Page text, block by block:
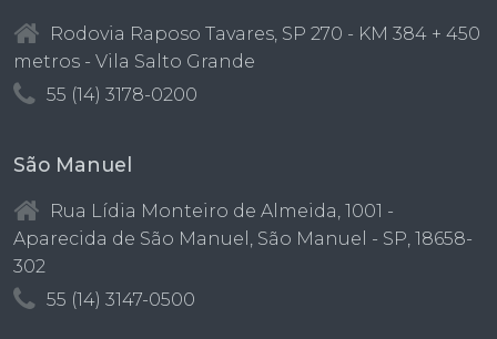
Rodovia Raposo Tavares, SP 270 - KM 384 + 450
metros - Vila Salto Grande
55 (14) 3178-0200
São Manuel
Rua Lídia Monteiro de Almeida, 1001 -
Aparecida de São Manuel, São Manuel - SP, 18658-
302
55 (14) 3147-0500